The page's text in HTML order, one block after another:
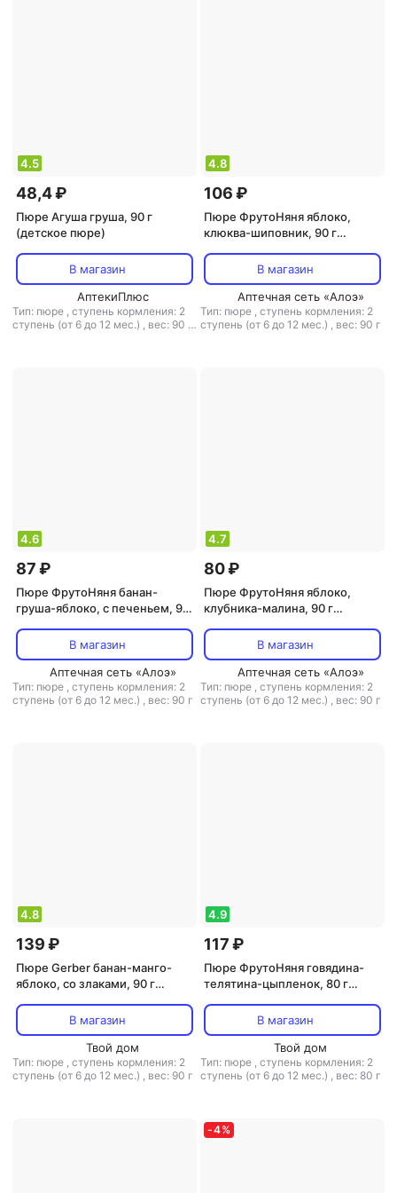
4.5
48,4 ₽
Пюре Агуша груша, 90 г
(детское пюре)
В магазин
АптекиПлюс
Тип: пюре , ступень кормления: 2
ступень (от 6 до 12 мес.) , вес: 90 г
4.8
106 ₽
Пюре ФрутоНяня яблоко,
клюква-шиповник, 90 г
В магазин
Аптечная сеть «Алоэ»
Тип: пюре , ступень кормления: 2
ступень (от 6 до 12 мес.) , вес: 90 г
4.6
87 ₽
Пюре ФрутоНяня банан-
груша-яблоко, с печеньем, 90
В магазин
Аптечная сеть «Алоэ»
Тип: пюре , ступень кормления: 2
ступень (от 6 до 12 мес.) , вес: 90 г
4.7
80 ₽
Пюре ФрутоНяня яблоко,
клубника-малина, 90 г
В магазин
Аптечная сеть «Алоэ»
Тип: пюре , ступень кормления: 2
ступень (от 6 до 12 мес.) , вес: 90 г
4.8
139 ₽
Пюре Gerber банан-манго-
яблоко, со злаками, 90 г
В магазин
Твой дом
Тип: пюре , ступень кормления: 2
ступень (от 6 до 12 мес.) , вес: 90 г
4.9
117 ₽
Пюре ФрутоНяня говядина-
телятина-цыпленок, 80 г
В магазин
Твой дом
Тип: пюре , ступень кормления: 2
ступень (от 6 до 12 мес.) , вес: 80 г
-4%